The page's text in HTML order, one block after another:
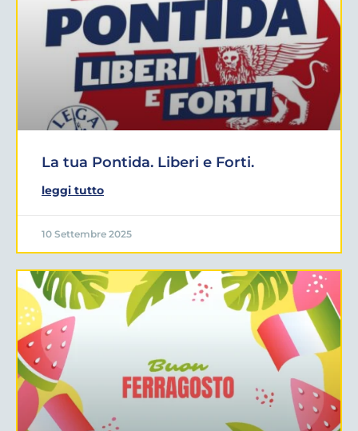
La tua Pontida. Liberi e Forti.
leggi tutto
10 Settembre 2025